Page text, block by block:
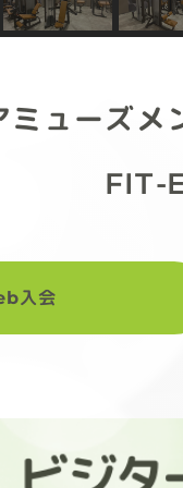
ミューズメ
FIT-
入会